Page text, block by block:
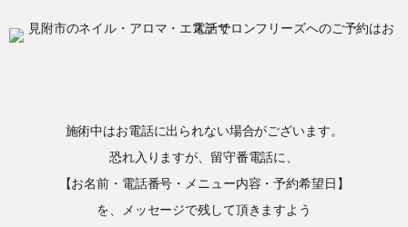
施術中はお電話に出られない場合がございます。
恐れ入りますが、留守番電話に、
【お名前・電話番号・メニュー内容・予約希望日】
を、メッセージで残して頂きますよう